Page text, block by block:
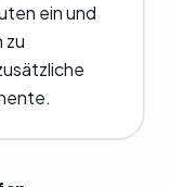
ein und
zu